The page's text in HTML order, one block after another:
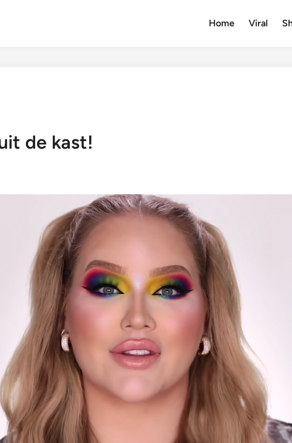
Home Viral
de kast!